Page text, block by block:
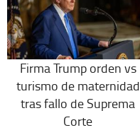
Firma Trump orden vs
turismo de maternidad
tras fallo de Suprema
Corte